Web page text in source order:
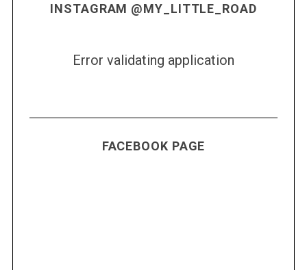
INSTAGRAM @MY_LITTLE_ROAD
Error validating application
FACEBOOK PAGE